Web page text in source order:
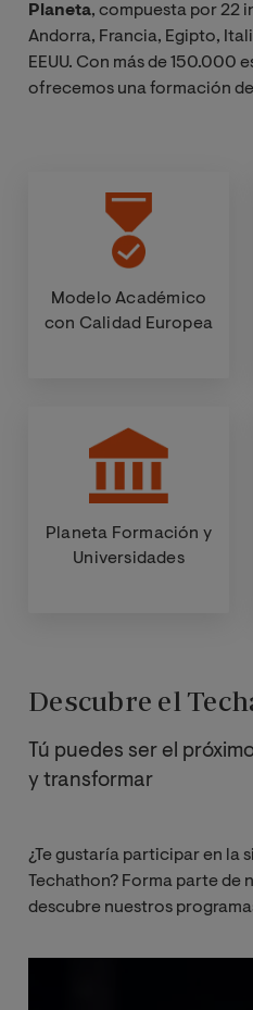
Planeta, compuesta por 22
Andorra, Francia, Egipto,
EEUU. Con más de 150.000
ofrecemos una formación
Modelo Académico
con Calidad Europea
Planeta Formación y
Universidades
Descubre el
Tú puedes ser el
y transformar
¿Te gustaría participar en la
Techathon? Forma parte de
descubre nuestros